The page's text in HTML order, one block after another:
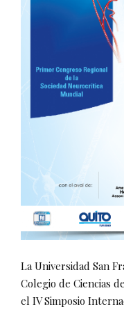
La Universidad San
Colegio de Ciencias
el IV Simposio